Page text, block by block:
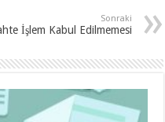
Sonraki
İşlem Kabul Edilmemesi